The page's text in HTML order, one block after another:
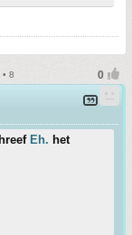
8
Eh. het